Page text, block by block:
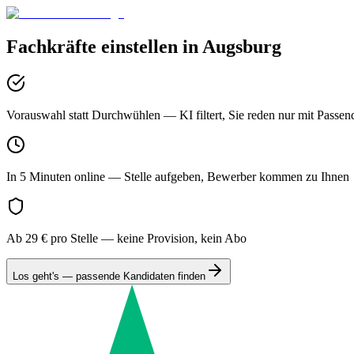
Fachkräfte einstellen in Augsburg
Vorauswahl statt Durchwühlen — KI filtert, Sie reden nur mit
In 5 Minuten online — Stelle aufgeben, Bewerber kommen zu Ihnen
Ab 29 € pro Stelle — keine Provision, kein Abo
Los geht's — passende Kandidaten finden